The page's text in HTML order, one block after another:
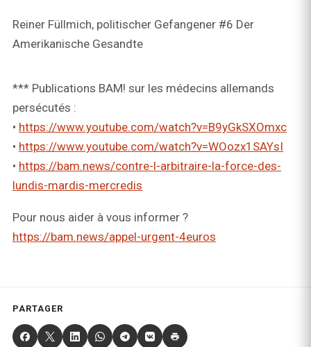
Reiner Füllmich, politischer Gefangener #6 Der
Amerikanische Gesandte
*** Publications BAM! sur les médecins allemands
persécutés :
• https://www.youtube.com/watch?v=B9yGkSXOmxc
• https://www.youtube.com/watch?v=WOozx1SAYsI
• https://bam.news/contre-l-arbitraire-la-force-des-
lundis-mardis-mercredis
Pour nous aider à vous informer ?
https://bam.news/appel-urgent-4euros
PARTAGER